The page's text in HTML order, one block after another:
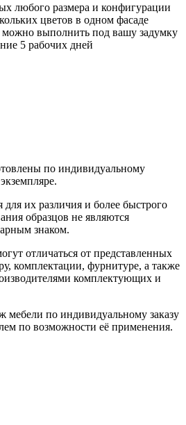
любого размера и конфигурации
цветов в одном фасаде
можно выполнить под вашу задумку
5 рабочих дней
по индивидуальному
их различия и более быстрого
образцов не являются
знаком.
отличаться от представленных
комплектации, фурнитуре, а также
комплектующих и
мебели по индивидуальному заказу
по возможности её применения.